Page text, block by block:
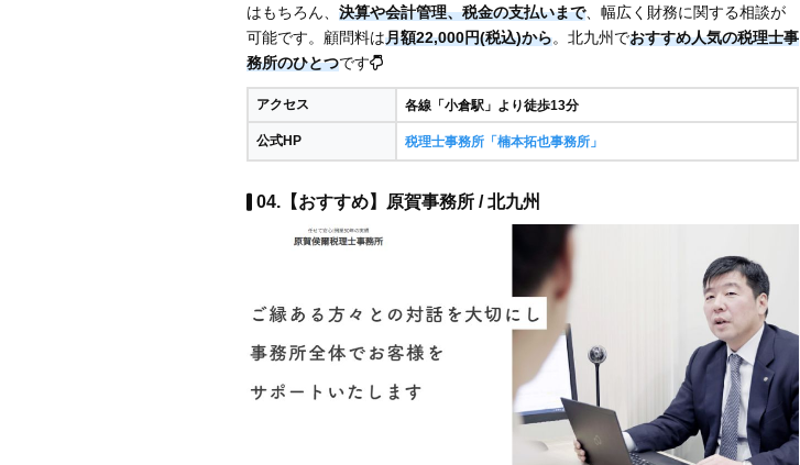
はもちろん、 決算や会計管理、税金の支払いまで、幅広く財務に関する相談が
可能です。顧問料は月額22,000円(税込)から。北九州でおすすめ人気の税理士事
務所のひとつです
アクセス 各線「小倉駅」より徒歩13分
公式HP 税理士事務所「楠本拓也事務所」
04.【おすすめ】原賀事務所 / 北九州